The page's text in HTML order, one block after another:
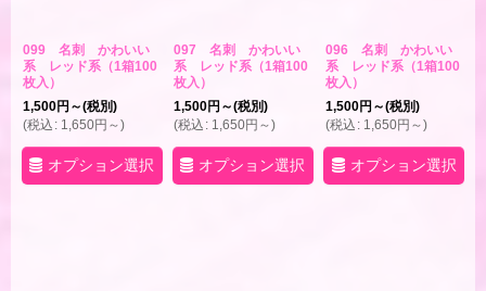
099 名刺 かわいい
系 レッド系（1箱100
枚入）
1,500円 ～(税別)
(税込 : 1,650円 ～)
オプション選択
097 名刺 かわいい
系 レッド系（1箱100
枚入）
1,500円 ～(税別)
(税込 : 1,650円 ～)
オプション選択
096 名刺 かわいい
系 レッド系（1箱100
枚入）
1,500円 ～(税別)
(税込 : 1,650円 ～)
オプション選択